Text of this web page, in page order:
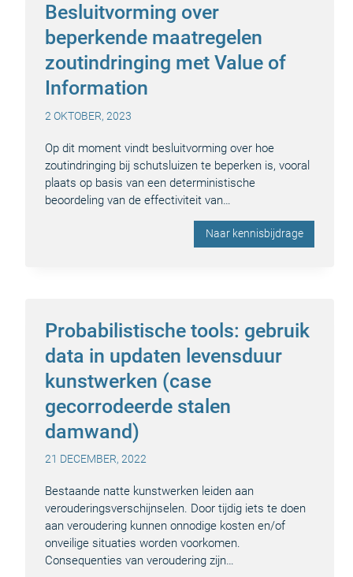
Besluitvorming over
beperkende maatregelen
zoutindringing met Value of
Information
2 OKTOBER, 2023
Op dit moment vindt besluitvorming over hoe
zoutindringing bij schutsluizen te beperken is, vooral
plaats op basis van een deterministische
beoordeling van de effectiviteit van…
Naar kennisbijdrage
Probabilistische tools: gebruik
data in updaten levensduur
kunstwerken (case
gecorrodeerde stalen
damwand)
21 DECEMBER, 2022
Bestaande natte kunstwerken leiden aan
verouderingsverschijnselen. Door tijdig iets te doen
aan veroudering kunnen onnodige kosten en/of
onveilige situaties worden voorkomen.
Consequenties van veroudering zijn…